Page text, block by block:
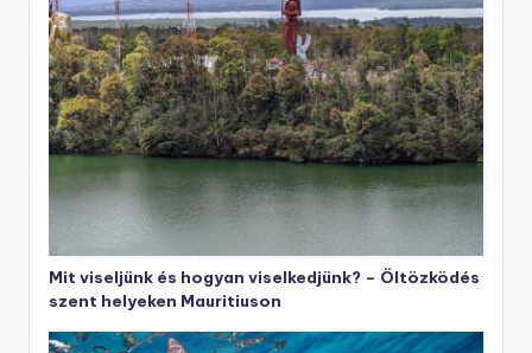
Mit viseljünk és hogyan viselkedjünk? – Öltözködés
szent helyeken Mauritiuson